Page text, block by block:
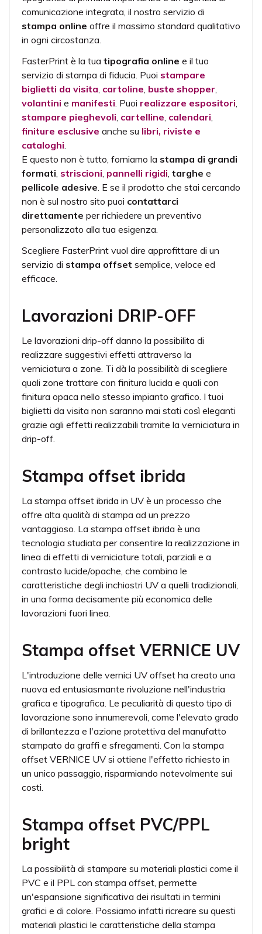
comunicazione integrata, il nostro servizio di
stampa online offre il massimo standard qualitativo
in ogni circostanza.
FasterPrint è la tua tipografia online e il tuo
servizio di stampa di fiducia. Puoi stampare
biglietti da visita cartoline buste shopper
volantini e manifesti . Puoi realizzare espositori
stampare pieghevoli cartelline calendari
finiture esclusive anche su libri, riviste e
cataloghi
E questo non è tutto, forniamo la stampa di grandi
formati striscioni pannelli rigidi targhe e
pellicole adesive . E se il prodotto che stai cercando
non è sul nostro sito puoi contattarci
direttamente per richiedere un preventivo
personalizzato alla tua esigenza.
Scegliere FasterPrint vuol dire approfittare di un
servizio di stampa offset semplice, veloce ed
efficace.
Lavorazioni DRIP-OFF
Le lavorazioni drip-off danno la possibilita di
realizzare suggestivi effetti attraverso la
verniciatura a zone. Ti dà la possibilità di scegliere
quali zone trattare con finitura lucida e quali con
finitura opaca nello stesso impianto grafico. I tuoi
biglietti da visita non saranno mai stati così eleganti
grazie agli effetti realizzabili tramite la verniciatura in
drip-off.
Stampa offset ibrida
La stampa offset ibrida in UV è un processo che
offre alta qualità di stampa ad un prezzo
vantaggioso. La stampa offset ibrida è una
tecnologia studiata per consentire la realizzazione in
linea di effetti di verniciature totali, parziali e a
contrasto lucide/opache, che combina le
caratteristiche degli inchiostri UV a quelli tradizionali,
in una forma decisamente più economica delle
lavorazioni fuori linea.
Stampa offset VERNICE UV
L'introduzione delle vernici UV offset ha creato una
nuova ed entusiasmante rivoluzione nell'industria
grafica e tipografica. Le peculiarità di questo tipo di
lavorazione sono innumerevoli, come l'elevato grado
di brillantezza e l'azione protettiva del manufatto
stampato da graffi e sfregamenti. Con la stampa
offset VERNICE UV si ottiene l'effetto richiesto in
un unico passaggio, risparmiando notevolmente sui
costi.
Stampa offset PVC/PPL
bright
La possibilità di stampare su materiali plastici come il
PVC e il PPL con stampa offset, permette
un'espansione significativa dei risultati in termini
grafici e di colore. Possiamo infatti ricreare su questi
materiali plastici le caratteristiche della stampa